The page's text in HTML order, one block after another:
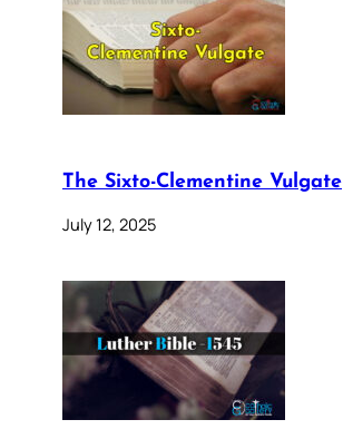
The Sixto-Clementine Vulgate
July 12, 2025